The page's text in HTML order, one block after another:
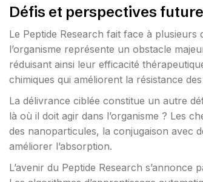
Défis et perspectives
Le Peptide Research fait face à
l’organisme représente un obstacle
réduisant ainsi leur efficacité
chimiques qui améliorent la résistance
La délivrance ciblée constitue un autre
là où il doit agir dans l’organisme ? Les
des nanoparticules, la conjugaison avec
améliorer l’absorption.
L’avenir du Peptide Research